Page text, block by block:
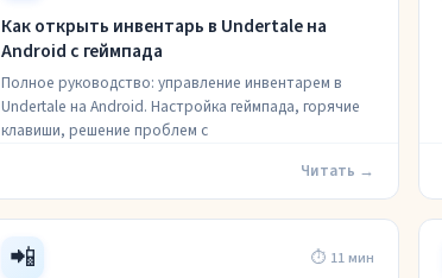
Как открыть инвентарь в Undertale на
Android с геймпада
Полное руководство: управление инвентарем в
Undertale на Android. Настройка геймпада, горячие
клавиши, решение проблем с
Читать →
📲 ⏱ 11 мин